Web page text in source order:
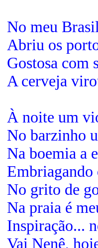
No meu
Abriu os
Gostosa com
A cerveja
À noite um
No barzinho
Na boemia a
Embriagando
No grito de
Na praia é
Inspiração...
Vai Nenê,